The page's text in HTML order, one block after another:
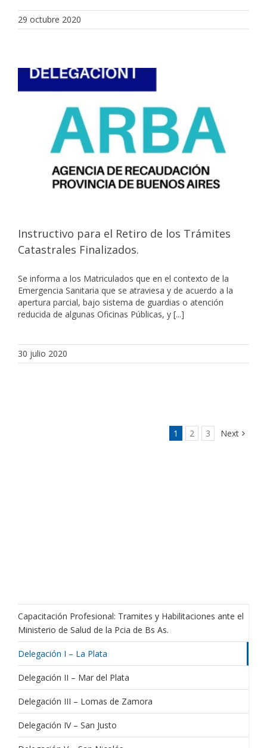
29 octubre 2020
Instructivo para el Retiro de los Trámites
Catastrales Finalizados.
Se informa a los Matriculados que en el contexto de la
Emergencia Sanitaria que se atraviesa y de acuerdo a la
apertura parcial, bajo sistema de guardias o atención
reducida de algunas Oficinas Públicas, y [...]
30 julio 2020
1 2 3 Next
Capacitación Profesional: Tramites y Habilitaciones ante el
Ministerio de Salud de la Pcia de Bs As.
Delegación I – La Plata
Delegación II – Mar del Plata
Delegación III – Lomas de Zamora
Delegación IV – San Justo